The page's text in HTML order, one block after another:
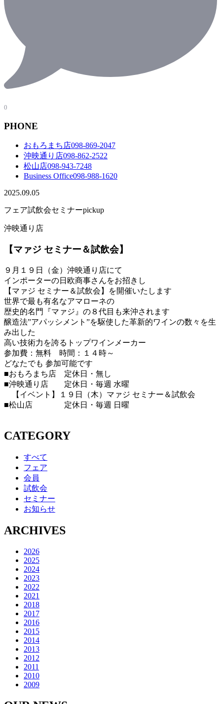
0
PHONE
おもろまち店098-869-2047
沖映通り店098-862-2522
松山店098-943-7248
Business Office098-988-1620
2025.09.05
フェア試飲会セミナーpickup
沖映通り店
【マァジ セミナー＆試飲会】
９月１９日（金）沖映通り店にて
インポーターの日欧商事さんをお招きし
【マァジ セミナー＆試飲会】を開催いたします
世界で最も有名なアマローネの
歴史的名門『マァジ』の８代目も来沖されます
醸造法”アパッシメント”を駆使した革新的ワインの数々を生
み出した
高い技術力を誇るトップワインメーカー
参加費：無料 時間：１４時～
どなたでも 参加可能です
■おもろまち店 定休日・無し
■沖映通り店 定休日・毎週 水曜
【イベント】１９日（木）マァジ セミナー＆試飲会
■松山店 定休日・毎週 日曜
CATEGORY
すべて
フェア
会員
試飲会
セミナー
お知らせ
ARCHIVES
2026
2025
2024
2023
2022
2021
2018
2017
2016
2015
2014
2013
2012
2011
2010
2009